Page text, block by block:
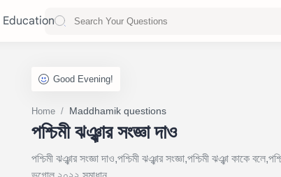
Home Maddhamik questions
পশ্চিমী ঝঞ্ঝার সংজ্ঞা দাও
পশ্চিমী ঝঞ্ঝার সংজ্ঞা দাও,পশ্চিমী ঝঞ্ঝার সংজ্ঞা,পশ্চিমী ঝঞ্ঝা কাকে